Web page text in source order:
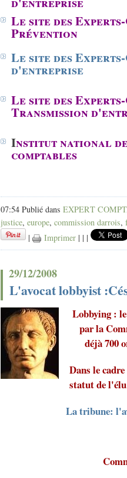
Le site des
Prévention
Le site des
d'entreprise
Le site des
Transmission
Institut national
comptables
07:54 Publié dans EXPERT
justice, europe, commission darrois,
|
Imprimer | | |
29/12/2008
L'avocat lobbyist
Lobbying :
par la
déjà 700
Dans le
statut de
La tribune: